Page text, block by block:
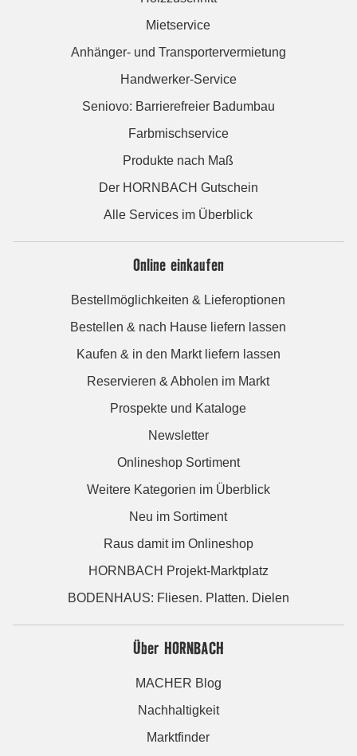
Mietservice
Anhänger- und Transportervermietung
Handwerker-Service
Seniovo: Barrierefreier Badumbau
Farbmischservice
Produkte nach Maß
Der HORNBACH Gutschein
Alle Services im Überblick
Online einkaufen
Bestellmöglichkeiten & Lieferoptionen
Bestellen & nach Hause liefern lassen
Kaufen & in den Markt liefern lassen
Reservieren & Abholen im Markt
Prospekte und Kataloge
Newsletter
Onlineshop Sortiment
Weitere Kategorien im Überblick
Neu im Sortiment
Raus damit im Onlineshop
HORNBACH Projekt-Marktplatz
BODENHAUS: Fliesen. Platten. Dielen
Über HORNBACH
MACHER Blog
Nachhaltigkeit
Marktfinder